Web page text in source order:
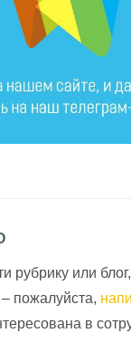
рубрику или
пожалуйста,
в